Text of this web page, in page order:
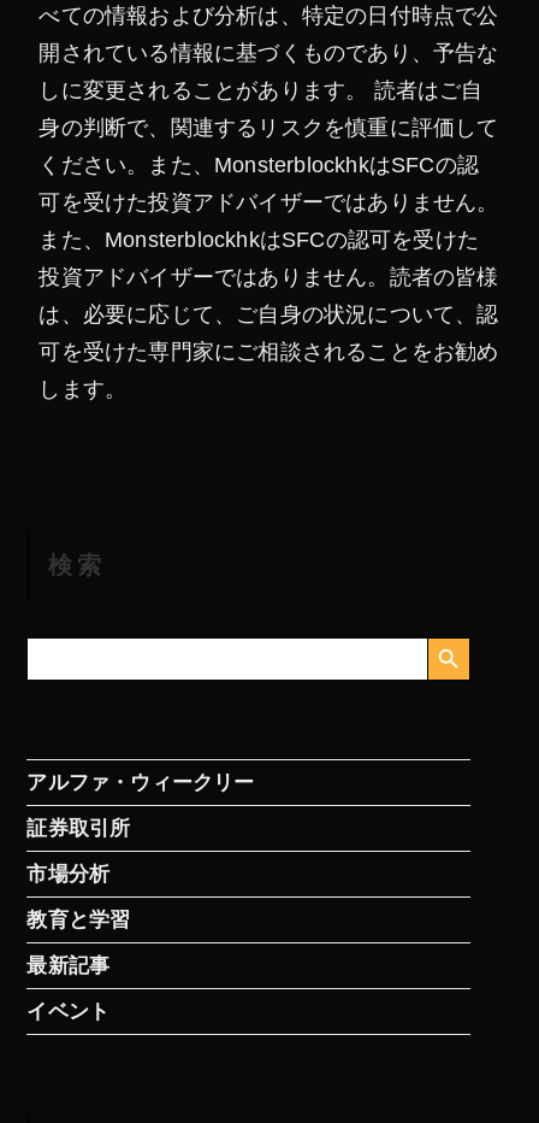
べての情報および分析は、特定の日付時点で公
開されている情報に基づくものであり、予告な
しに変更されることがあります。 読者はご自
身の判断で、関連するリスクを慎重に評価して
ください。また、MonsterblockhkはSFCの認
可を受けた投資アドバイザーではありません。
また、MonsterblockhkはSFCの認可を受けた
投資アドバイザーではありません。読者の皆様
は、必要に応じて、ご自身の状況について、認
可を受けた専門家にご相談されることをお勧め
します。
検索
検
す
検索ボタン
アルファ・ウィークリー
証券取引所
市場分析
教育と学習
最新記事
イベント